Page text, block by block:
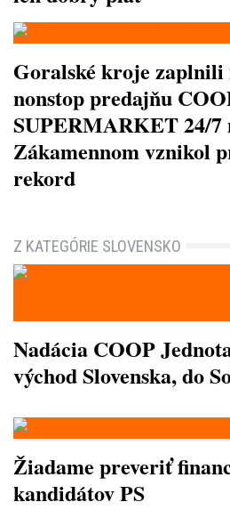
Goralské kroje zaplnili
nonstop predajňu
SUPERMARKET 24/7
Zákamennom vznikol
rekord
Z KATEGÓRIE SLOVENSKO
Nadácia COOP
východ Slovenska, do
Žiadame preveriť
kandidátov PS